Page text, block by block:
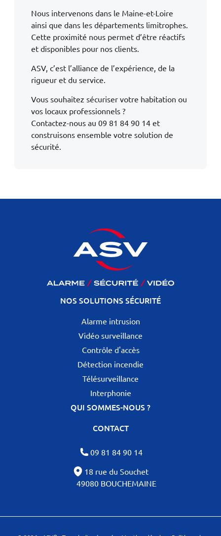
Nous intervenons dans le Maine-et-Loire
ainsi que dans les départements limitrophes.
Cette proximité nous permet d’être réactifs
et disponibles pour nos clients.
ASV, c’est l’alliance de l’expérience, de la
rigueur et du service.
Vous souhaitez sécuriser votre habitation ou
vos locaux professionnels ?
Contactez-nous au 09 81 84 90 14 et
construisons ensemble votre solution de
sécurité.
NOS SOLUTIONS SÉCURITÉ
Alarme intrusion
Vidéo surveillance
Contrôle d'accès
Détection incendie
Télésurveillance
Interphonie
QUI SOMMES-NOUS ?
CONTACT
09 81 84 90 14
18 rue du Souchet
49080 BOUCHEMAINE